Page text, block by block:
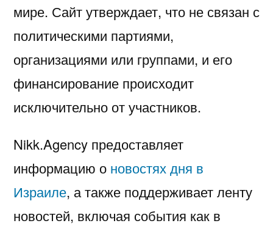
мире. Сайт утверждает, что не связан с
политическими партиями,
организациями или группами, и его
финансирование происходит
исключительно от участников.
Nikk.Agency предоставляет
информацию о новостях дня в
Израиле, а также поддерживает ленту
новостей, включая события как в